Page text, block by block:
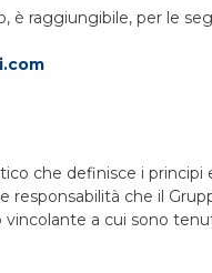
è raggiungibile, per le
m
che definisce i principi
che il
a cui sono